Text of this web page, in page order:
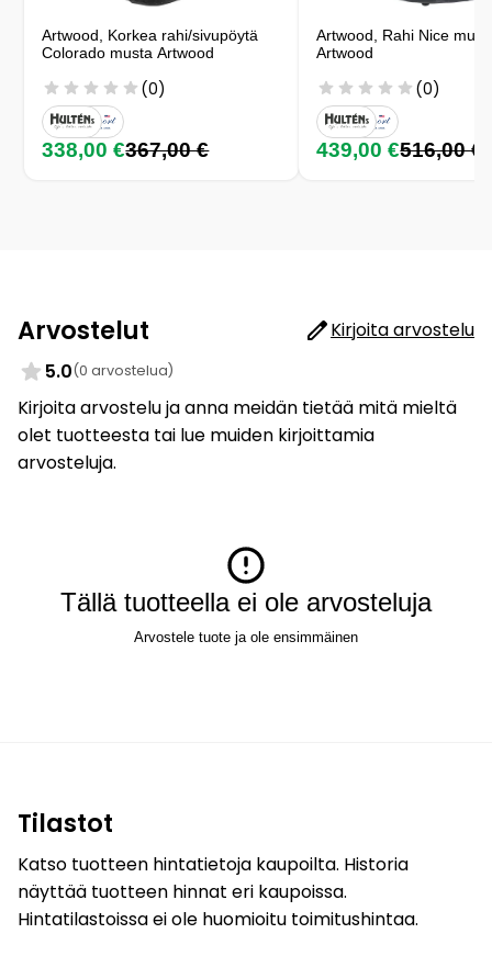
Artwood, Korkea rahi/sivupöytä
Colorado musta Artwood
(0)
338,00 €367,00 €
Artwood, Rahi Nice
Artwood
(0)
439,00 €516,00 €
Arvostelut
Kirjoita arvostelu
5.0(0 arvostelua)
Kirjoita arvostelu ja anna meidän tietää mitä mieltä
olet tuotteesta tai lue muiden kirjoittamia
arvosteluja.
Tällä tuotteella ei ole arvosteluja
Arvostele tuote ja ole ensimmäinen
Tilastot
Katso tuotteen hintatietoja kaupoilta. Historia
näyttää tuotteen hinnat eri kaupoissa.
Hintatilastoissa ei ole huomioitu toimitushintaa.